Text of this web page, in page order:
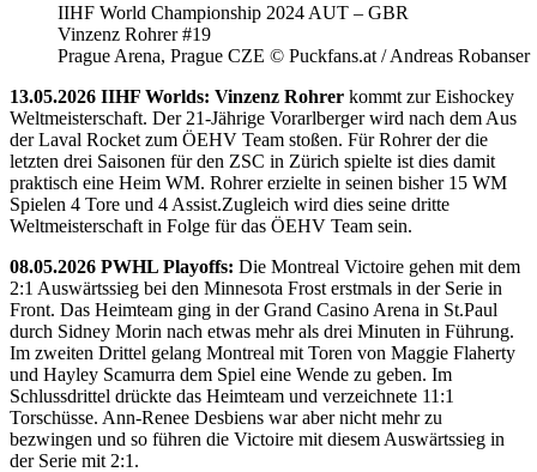
IIHF World Championship 2024 AUT – GBR
Vinzenz Rohrer #19
Prague Arena, Prague CZE © Puckfans.at / Andreas Robanser
13.05.2026 IIHF Worlds: Vinzenz Rohrer kommt zur Eishockey
Weltmeisterschaft. Der 21-Jährige Vorarlberger wird nach dem Aus
der Laval Rocket zum ÖEHV Team stoßen. Für Rohrer der die
letzten drei Saisonen für den ZSC in Zürich spielte ist dies damit
praktisch eine Heim WM. Rohrer erzielte in seinen bisher 15 WM
Spielen 4 Tore und 4 Assist.Zugleich wird dies seine dritte
Weltmeisterschaft in Folge für das ÖEHV Team sein.
08.05.2026 PWHL Playoffs: Die Montreal Victoire gehen mit dem
2:1 Auswärtssieg bei den Minnesota Frost erstmals in der Serie in
Front. Das Heimteam ging in der Grand Casino Arena in St.Paul
durch Sidney Morin nach etwas mehr als drei Minuten in Führung.
Im zweiten Drittel gelang Montreal mit Toren von Maggie Flaherty
und Hayley Scamurra dem Spiel eine Wende zu geben. Im
Schlussdrittel drückte das Heimteam und verzeichnete 11:1
Torschüsse. Ann-Renee Desbiens war aber nicht mehr zu
bezwingen und so führen die Victoire mit diesem Auswärtssieg in
der Serie mit 2:1.